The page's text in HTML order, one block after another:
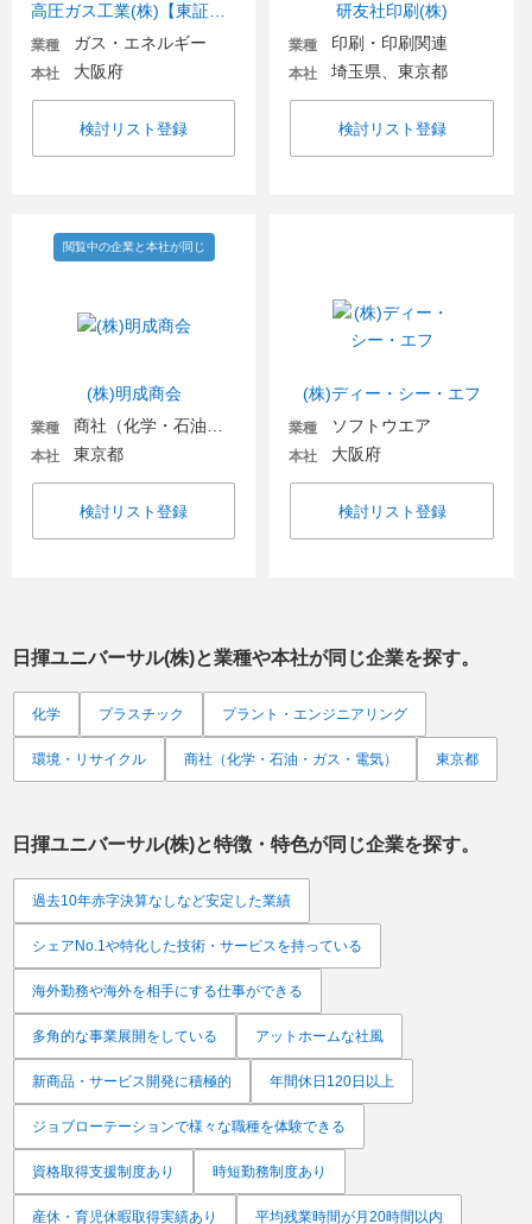
業種 ガス・エネルギー
本社 大阪府
検討リスト登録
研友社印刷(株)
業種 印刷・印刷関連
本社 埼玉県、東京都
検討リスト登録
(株)明成商会
閲覧中の企業と本社が同じ
業種
本社 東京都
検討リスト登録
(株)ディー・シー・エフ
業種 ソフトウエア
本社 大阪府
検討リスト登録
日揮ユニバーサル(株)と業種や本社が同じ企業を探す。
化学 プラスチック プラント・エンジニアリング
環境・リサイクル 商社（化学・石油・ガス・電気） 東京都
日揮ユニバーサル(株)と特徴・特色が同じ企業を探す。
過去10年赤字決算なしなど安定した業績
シェアNo.1や特化した技術・サービスを持っている
海外勤務や海外を相手にする仕事ができる
多角的な事業展開をしている アットホームな社風
新商品・サービス開発に積極的 年間休日120日以上
ジョブローテーションで様々な職種を体験できる
資格取得支援制度あり 時短勤務制度あり
産休・育児休暇取得実績あり 平均残業時間が月20時間以内